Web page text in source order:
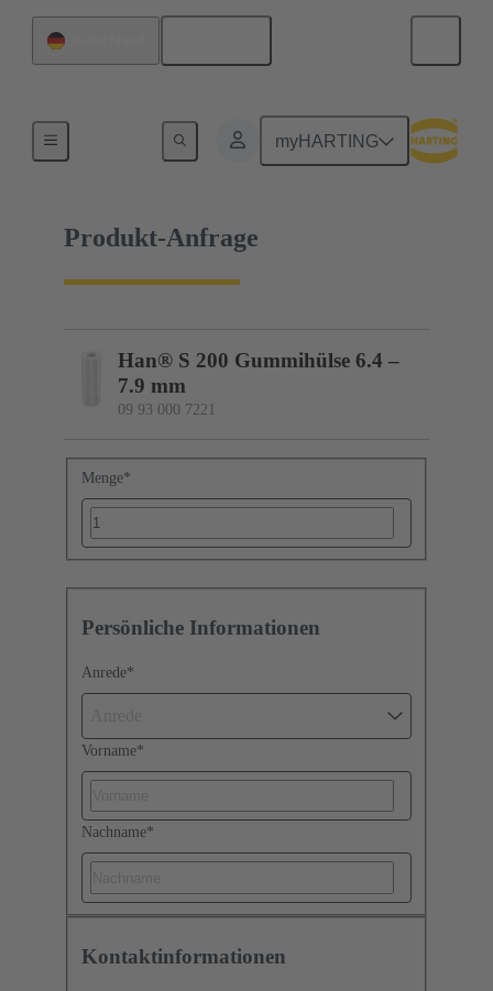
myHARTING
09 93 000 7221
Produkt-Anfrage
Han® S 200 Gummihülse 6.4 –
7.9 mm
09 93 000 7221
Menge*
Persönliche Informationen
Anrede*
Vorname*
Nachname*
Kontaktinformationen